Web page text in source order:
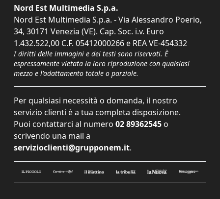
Nord Est Multimedia S.p.a.
Nord Est Multimedia S.p.a. - Via Alessandro Poerio,
34, 30171 Venezia (VE). Cap. Soc. i.v. Euro
1.432.522,00 C.F. 05412000266 e REA VE-454332
I diritti delle immagini e dei testi sono riservati. È
espressamente vietata la loro riproduzione con qualsiasi
mezzo e l'adattamento totale o parziale.
Per qualsiasi necessità o domanda, il nostro
servizio clienti è a tua completa disposizione.
Puoi contattarci al numero 02 89362545 o
scrivendo una mail a
servizioclienti@grupponem.it.